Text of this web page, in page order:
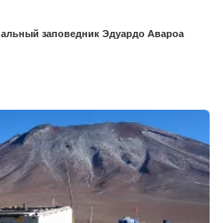
заповедник Эдуардо Авароа